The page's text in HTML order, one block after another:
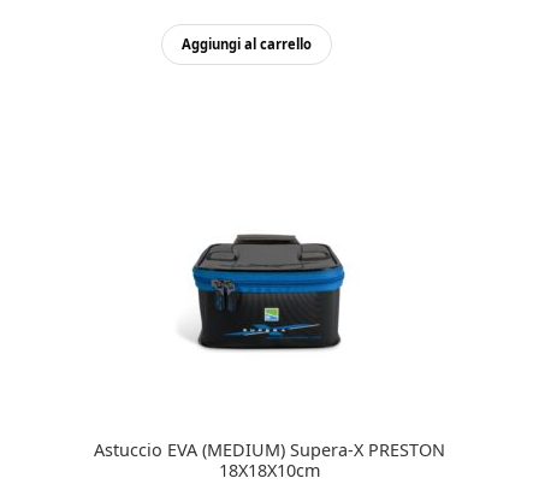
Aggiungi al carrello
Astuccio EVA (MEDIUM) Supera-X PRESTON
18X18X10cm